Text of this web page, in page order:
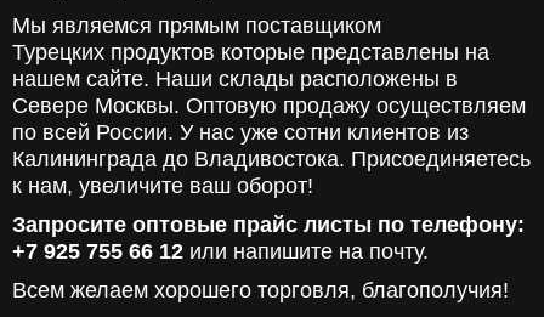
Мы являемся прямым поставщиком
Турецких продуктов которые представлены на
нашем сайте. Наши склады расположены в
Севере Москвы. Оптовую продажу осуществляем
по всей России. У нас уже сотни клиентов из
Калининграда до Владивостока. Присоединяетесь
к нам, увеличите ваш оборот!
Запросите оптовые прайс листы по телефону:
+7 925 755 66 12 или напишите на почту.
Всем желаем хорошего торговля, благополучия!